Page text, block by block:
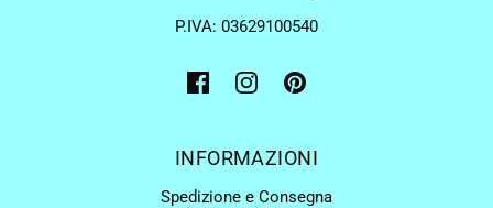
P.IVA: 03629100540
INFORMAZIONI
Spedizione e Consegna